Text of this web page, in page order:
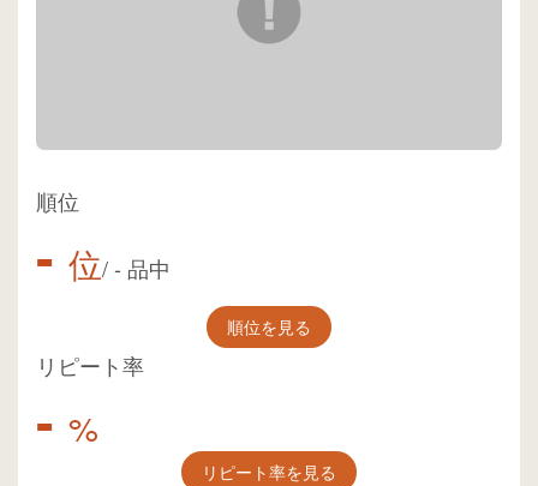
順位
- 位/- 品中
順位を見る
リピート率
- %
リピート率を見る